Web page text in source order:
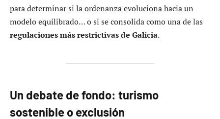
para determinar si la ordenanza evoluciona hacia un
modelo equilibrado… o si se consolida como una de las
regulaciones más restrictivas de Galicia.
Un debate de fondo: turismo
sostenible o exclusión